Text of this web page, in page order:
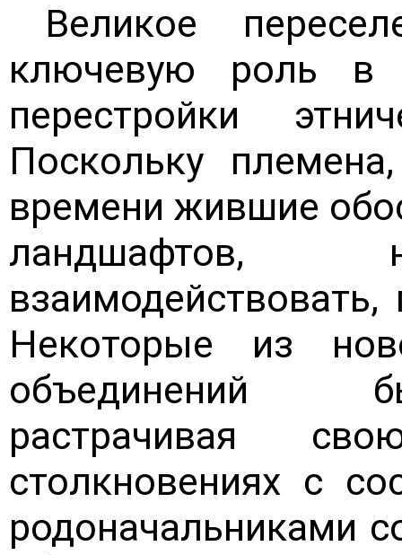
Великое
ключевую роль в
перестройки
Поскольку
времени жившие
ландшафтов,
Некоторые из
объединений
растрачивая
столкновениях с
родоначальниками